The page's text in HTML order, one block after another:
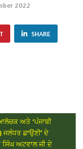
2022
SHARE
ਅਤੇ ‘ਪੰਜਾਬੀ
ਜਲੰਧਰ ਛਾਉਣੀ’ ਦੇ
ਸਿੰਘ ਅਟਵਾਲ ਜੀ ਦੇ